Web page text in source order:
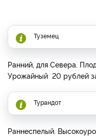
Туземец
Ранний, для Севера.
Урожайный 20 рублей
Турандот
Раннеспелый.